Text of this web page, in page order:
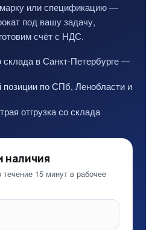
или спецификацию —
под вашу задачу,
счёт с НДС.
склада в Санкт-Петербурге —
позиции по СПб, Ленобласти и
отгрузка со склада
наличия
15 минут в рабочее